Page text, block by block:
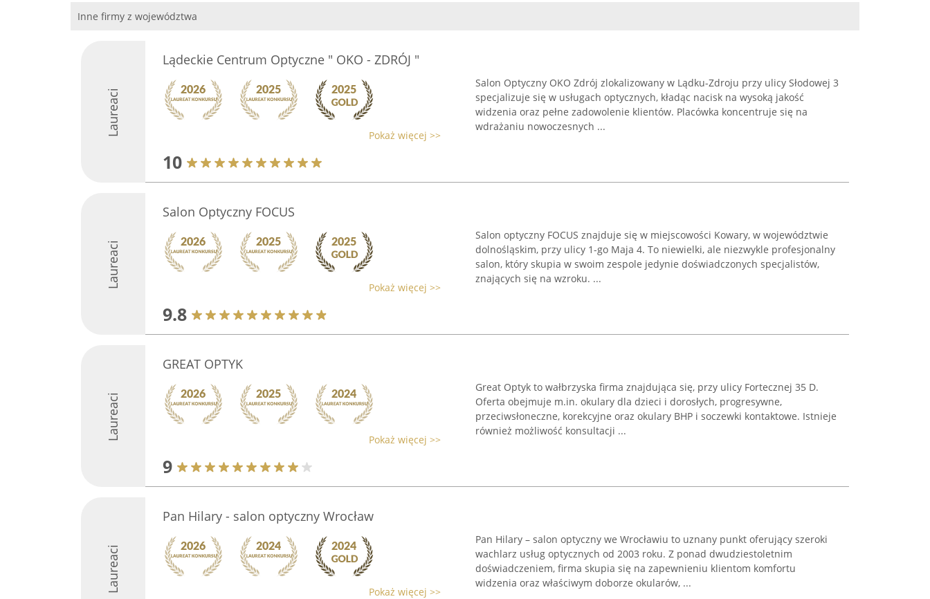
Inne firmy z województwa
Laureaci
Lądeckie Centrum Optyczne " OKO - ZDRÓJ "
Pokaż więcej >>
10
Salon Optyczny OKO Zdrój zlokalizowany w Lądku-Zdroju przy ulicy Słodowej 3
specjalizuje się w usługach optycznych, kładąc nacisk na wysoką jakość
widzenia oraz pełne zadowolenie klientów. Placówka koncentruje się na
wdrażaniu nowoczesnych ...
Laureaci
Salon Optyczny FOCUS
Pokaż więcej >>
9.8
Salon optyczny FOCUS znajduje się w miejscowości Kowary, w województwie
dolnośląskim, przy ulicy 1-go Maja 4. To niewielki, ale niezwykle profesjonalny
salon, który skupia w swoim zespole jedynie doświadczonych specjalistów,
znających się na wzroku. ...
Laureaci
GREAT OPTYK
Pokaż więcej >>
9
Great Optyk to wałbrzyska firma znajdująca się, przy ulicy Fortecznej 35 D.
Oferta obejmuje m.in. okulary dla dzieci i dorosłych, progresywne,
przeciwsłoneczne, korekcyjne oraz okulary BHP i soczewki kontaktowe. Istnieje
również możliwość konsultacji ...
Laureaci
Pan Hilary - salon optyczny Wrocław
Pokaż więcej >>
Pan Hilary – salon optyczny we Wrocławiu to uznany punkt oferujący szeroki
wachlarz usług optycznych od 2003 roku. Z ponad dwudziestoletnim
doświadczeniem, firma skupia się na zapewnieniu klientom komfortu
widzenia oraz właściwym doborze okularów, ...